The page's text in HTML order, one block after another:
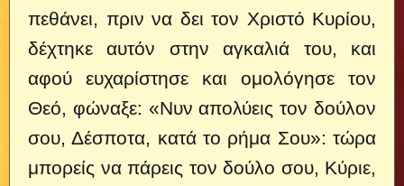
πεθάνει, πριν να δει τον Χριστό Κυρίου,
δέχτηκε αυτόν στην αγκαλιά του, και
αφού ευχαρίστησε και ομολόγησε τον
Θεό, φώναξε: «Νυν απολύεις τον δούλον
σου, Δέσποτα, κατά το ρήμα Σου»: τώρα
μπορείς να πάρεις τον δούλο σου, Κύριε,